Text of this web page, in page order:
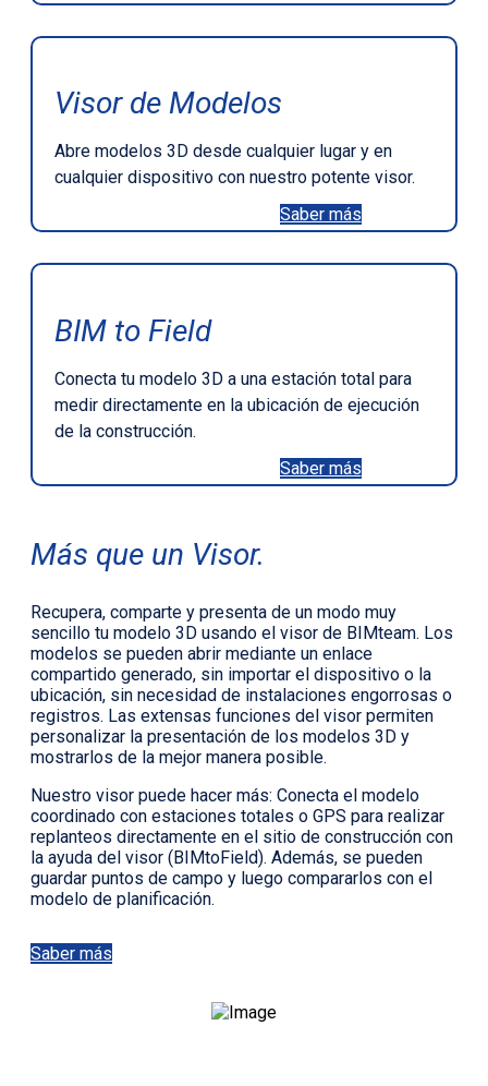
Visor de Modelos
Abre modelos 3D desde cualquier lugar y en
cualquier dispositivo con nuestro potente visor.
Saber más
BIM to Field
Conecta tu modelo 3D a una estación total para
medir directamente en la ubicación de ejecución
de la construcción.
Saber más
Más que un Visor.
Recupera, comparte y presenta de un modo muy
sencillo tu modelo 3D usando el visor de BIMteam. Los
modelos se pueden abrir mediante un enlace
compartido generado, sin importar el dispositivo o la
ubicación, sin necesidad de instalaciones engorrosas o
registros. Las extensas funciones del visor permiten
personalizar la presentación de los modelos 3D y
mostrarlos de la mejor manera posible.
Nuestro visor puede hacer más: Conecta el modelo
coordinado con estaciones totales o GPS para realizar
replanteos directamente en el sitio de construcción con
la ayuda del visor (BIMtoField). Además, se pueden
guardar puntos de campo y luego compararlos con el
modelo de planificación.
Saber más